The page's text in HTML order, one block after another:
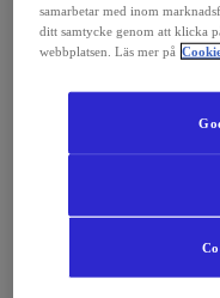
samarbetar med inom
ditt samtycke genom att klicka
webbplatsen. Läs mer på